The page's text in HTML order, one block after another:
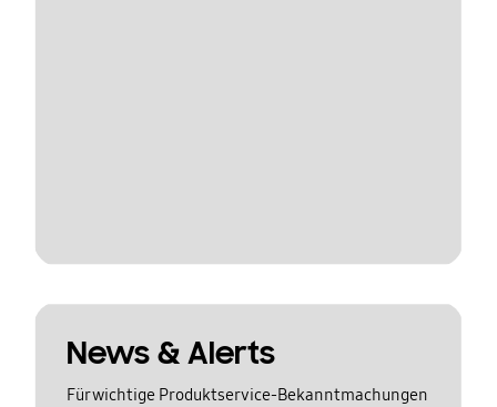
News & Alerts
Für wichtige Produktservice-Bekanntmachungen